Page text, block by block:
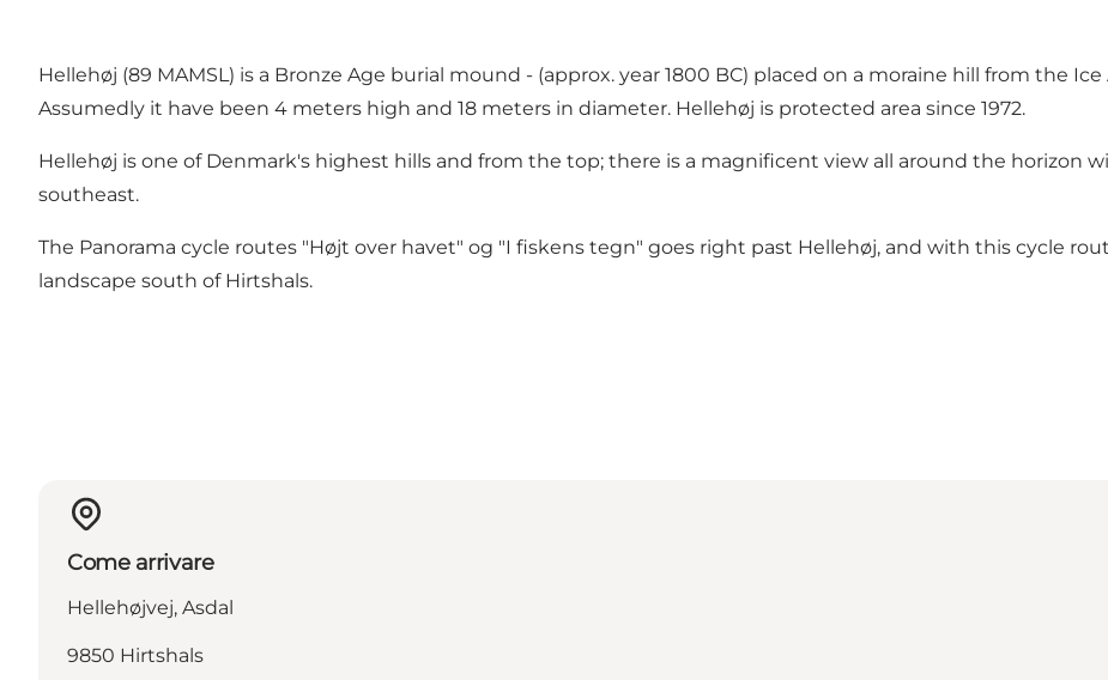
Hellehøj (89 MAMSL) is a Bronze Age burial mound - (approx. year 1800 BC) placed on a moraine hill from the
Assumedly it have been 4 meters high and 18 meters in diameter. Hellehøj is protected area since 1972.
Hellehøj is one of Denmark's highest hills and from the top; there is a magnificent view all around the horizon
southeast.
The Panorama cycle routes "Højt over havet" og "I fiskens tegn" goes right past Hellehøj, and with this cycle
landscape south of Hirtshals.
Come arrivare
Hellehøjvej, Asdal
9850 Hirtshals